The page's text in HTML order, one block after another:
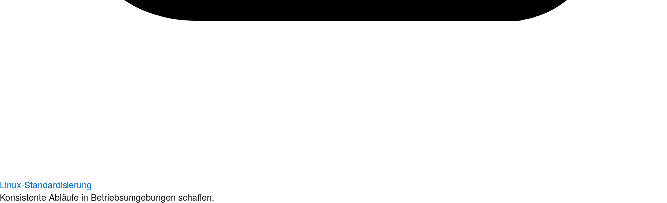
Linux-Standardisierung
Konsistente Abläufe in Betriebsumgebungen schaffen.